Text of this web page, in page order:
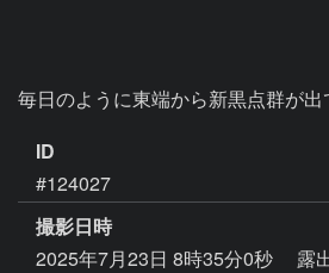
毎日のように東端から新黒点群が出
ID
#124027
撮影日時
2025年7月23日 8時35分0秒
露